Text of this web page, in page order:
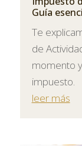
Guía
Te
de
momento
impuesto.
leer más